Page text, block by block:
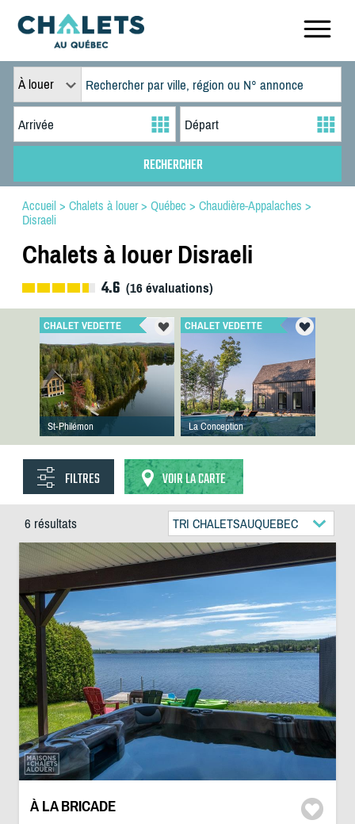
À louer
Accueil > Chalets à louer> Québec > Chaudière-Appalaches >
Disraeli
Chalets à louer Disraeli
4.6 (16évaluations)
CHALET VEDETTE
St-Philémon
CHALET VEDETTE
La Conception
FILTRES VOIR LA CARTE
6 résultats TRI CHALETSAUQUEBEC
À LA BRICADE